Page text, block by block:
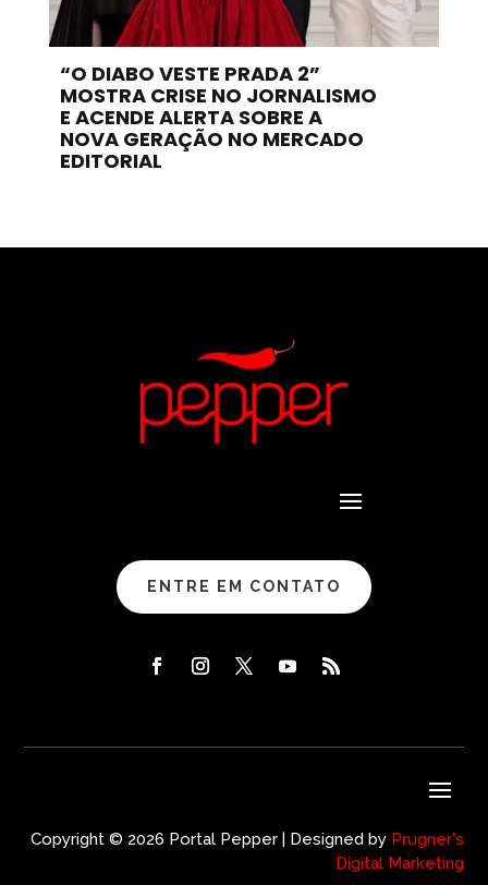
“O DIABO VESTE PRADA 2”
MOSTRA CRISE NO JORNALISMO
E ACENDE ALERTA SOBRE A
NOVA GERAÇÃO NO MERCADO
EDITORIAL
ENTRE EM CONTATO
Copyright © 2026 Portal Pepper | Designed by Prugner's
Digital Marketing